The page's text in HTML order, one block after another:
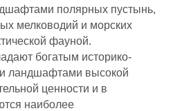
полярных пустынь,
мелководий и морских
фауной.
богатым историко-
ландшафтами высокой
ценности и в
наиболее